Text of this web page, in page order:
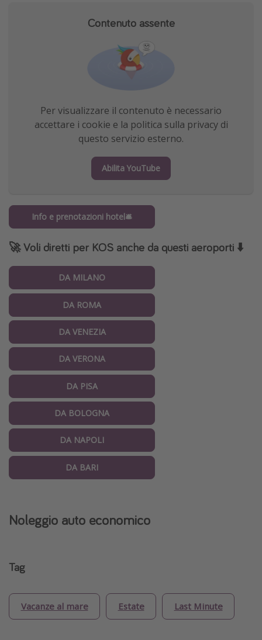
Contenuto assente
Per visualizzare il contenuto è necessario
accettare i cookie e la politica sulla privacy di
questo servizio esterno.
Abilita YouTube
Info e prenotazioni hotel🛎️
🚀 Voli diretti per KOS anche da questi aeroporti ⬇️
DA MILANO
DA ROMA
DA VENEZIA
DA VERONA
DA PISA
DA BOLOGNA
DA NAPOLI
DA BARI
Noleggio auto economico
Tag
Vacanze al mare Estate Last Minute